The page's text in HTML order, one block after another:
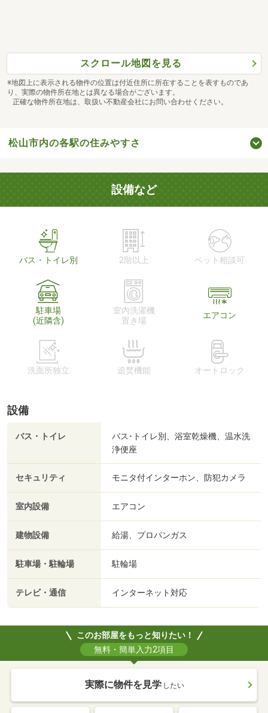
スクロール地図を見る
※地図上に表示される物件の位置は付近住所に所在することを表すものであ
り、実際の物件所在地とは異なる場合がございます。
正確な物件所在地は、取扱い不動産会社にお問い合わせください。
松山市内の各駅の住みやすさ
設備など
バス・トイレ別 2階以上 ペット相談可
駐車場
(近隣含)
室内洗濯機
置き場
エアコン
洗面所独立 追焚機能 オートロック
設備
バス・トイレ
バス･トイレ別、浴室乾燥機、温水洗
浄便座
セキュリティ モニタ付インターホン、防犯カメラ
室内設備 エアコン
建物設備 給湯、プロパンガス
駐車場・駐輪場 駐輪場
テレビ・通信 インターネット対応
このお部屋をもっと知りたい！
無料・簡単入力2項目
実際に物件を見学 したい